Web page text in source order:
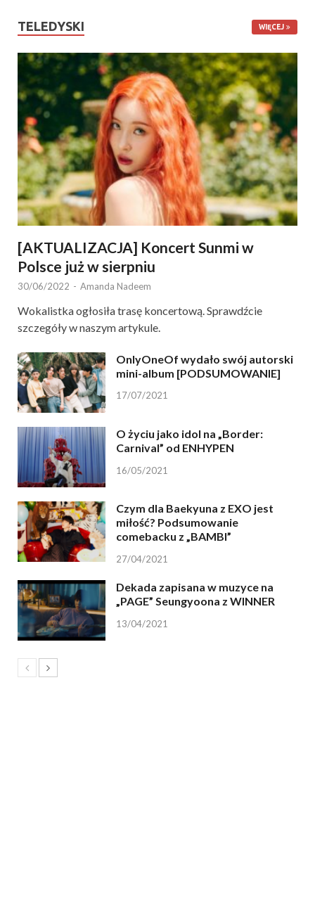
TELEDYSKI WIĘCEJ
[AKTUALIZACJA] Koncert Sunmi w
Polsce już w sierpniu
30/06/2022 - Amanda Nadeem
Wokalistka ogłosiła trasę koncertową. Sprawdźcie
szczegóły w naszym artykule.
OnlyOneOf wydało swój autorski
mini-album [PODSUMOWANIE]
17/07/2021
O życiu jako idol na „Border:
Carnival” od ENHYPEN
16/05/2021
Czym dla Baekyuna z EXO jest
miłość? Podsumowanie
comebacku z „BAMBI”
27/04/2021
Dekada zapisana w muzyce na
„PAGE” Seungyoona z WINNER
13/04/2021